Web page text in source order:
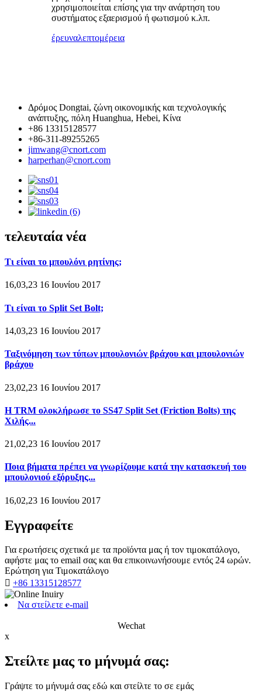
χρησιμοποιείται επίσης για την ανάρτηση του
συστήματος εξαερισμού ή φωτισμού κ.λπ.
έρευναλεπτομέρεια
Δρόμος Dongtai, ζώνη οικονομικής και τεχνολογικής
ανάπτυξης, πόλη Huanghua, Hebei, Κίνα
+86 13315128577
+86-311-89255265
jimwang@cnort.com
harperhan@cnort.com
τελευταία νέα
Τι είναι το μπουλόνι ρητίνης;
16,03,23 16 Ιουνίου 2017
Τι είναι το Split Set Bolt;
14,03,23 16 Ιουνίου 2017
Ταξινόμηση των τύπων μπουλονιών βράχου και μπουλονιών
βράχου
23,02,23 16 Ιουνίου 2017
Η TRM ολοκλήρωσε το SS47 Split Set (Friction Bolts) της
Χιλής...
21,02,23 16 Ιουνίου 2017
Ποια βήματα πρέπει να γνωρίζουμε κατά την κατασκευή του
μπουλονιού εξόρυξης...
16,02,23 16 Ιουνίου 2017
Εγγραφείτε
Για ερωτήσεις σχετικά με τα προϊόντα μας ή τον τιμοκατάλογο,
αφήστε μας το email σας και θα επικοινωνήσουμε εντός 24 ωρών.
Ερώτηση για Τιμοκατάλογο
 +86 13315128577
Να στείλετε e-mail
Wechat
x
Στείλτε μας το μήνυμά σας:
Γράψτε το μήνυμά σας εδώ και στείλτε το σε εμάς